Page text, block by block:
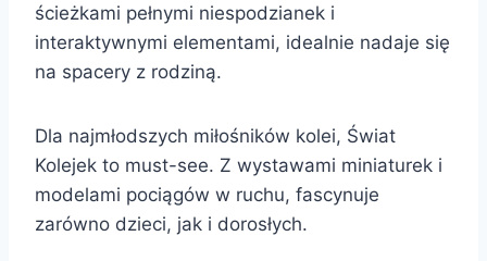
ścieżkami pełnymi niespodzianek i
interaktywnymi elementami, idealnie nadaje się
na spacery z rodziną.
Dla najmłodszych miłośników kolei, Świat
Kolejek to must-see. Z wystawami miniaturek i
modelami pociągów w ruchu, fascynuje
zarówno dzieci, jak i dorosłych.